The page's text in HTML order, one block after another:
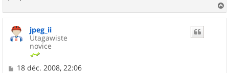
a
jpeg_ii
Utagawiste
novice
M18 déc. 2008, 22:06